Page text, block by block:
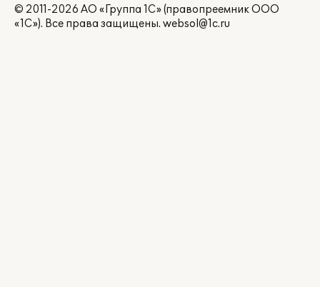
© 2011-2026 АО «Группа 1С» (правопреемник ООО
«1С»). Все права защищены. websol@1c.ru